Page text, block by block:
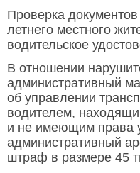
Проверка
летнего местного
водительское
В отношении
административный
об управлении
водителем,
и не имеющим права
административный
штраф в размере 45